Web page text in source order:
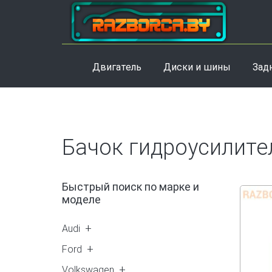
Двигатель Диски и шины
Бачок
Быстрый поиск по марке и
моделе
Audi
Ford